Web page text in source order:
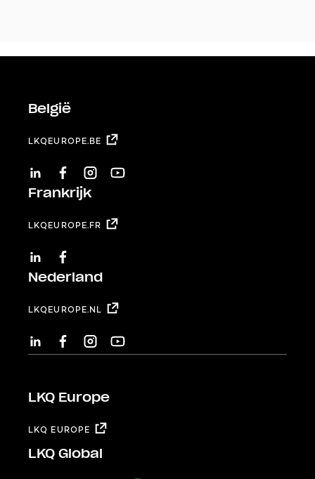
België
LKQEUROPE.BE
LINKEDINFACEBOOKINSTAGRAM
YOUTUBE
Frankrijk
LKQEUROPE.FR
LINKEDINFACEBOOK
Nederland
LKQEUROPE.NL
LINKEDINFACEBOOKINSTAGRAM
YOUTUBE
LKQ Europe
LKQ EUROPE
LKQ Global